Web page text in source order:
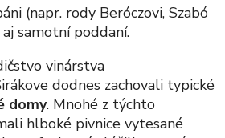
(napr. rody Beróczovi, Szabó
samotní poddaní.
vinárstva
dodnes zachovali typické
domy. Mnohé z týchto
hlboké pivnice vytesané